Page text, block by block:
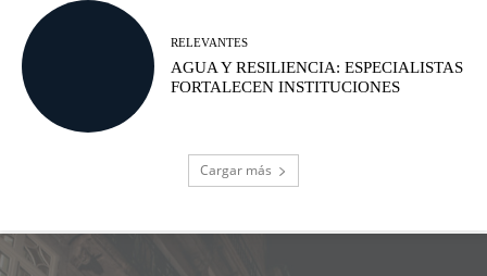
RELEVANTES
AGUA Y RESILIENCIA: ESPECIALISTAS
FORTALECEN INSTITUCIONES
Cargar más